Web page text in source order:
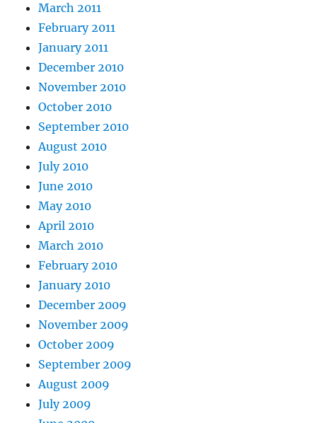
March 2011
February 2011
January 2011
December 2010
November 2010
October 2010
September 2010
August 2010
July 2010
June 2010
May 2010
April 2010
March 2010
February 2010
January 2010
December 2009
November 2009
October 2009
September 2009
August 2009
July 2009